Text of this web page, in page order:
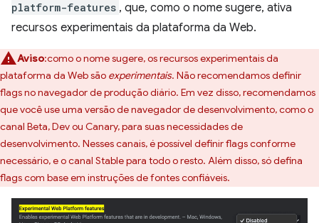
platform-features , que, como o nome sugere, ativa
recursos experimentais da plataforma da Web.
Aviso:como o nome sugere, os recursos experimentais da
plataforma da Web são experimentais. Não recomendamos definir
flags no navegador de produção diário. Em vez disso, recomendamos
que você use uma versão de navegador de desenvolvimento, como o
canal Beta, Dev ou Canary, para suas necessidades de
desenvolvimento. Nesses canais, é possível definir flags conforme
necessário, e o canal Stable para todo o resto. Além disso, só defina
flags com base em instruções de fontes confiáveis.